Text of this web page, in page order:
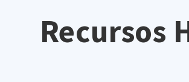
Recursos